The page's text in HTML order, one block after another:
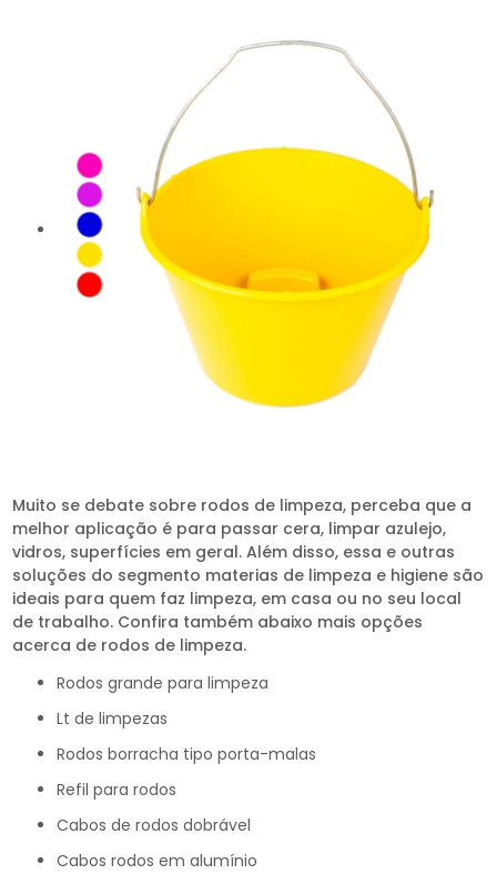
Muito se debate sobre rodos de limpeza, perceba que a
melhor aplicação é para passar cera, limpar azulejo,
vidros, superfícies em geral. Além disso, essa e outras
soluções do segmento materias de limpeza e higiene são
ideais para quem faz limpeza, em casa ou no seu local
de trabalho. Confira também abaixo mais opções
acerca de rodos de limpeza.
rodos grande para limpeza
lt de limpezas
rodos borracha tipo porta-malas
refil para rodos
cabos de rodos dobrável
cabos rodos em alumínio